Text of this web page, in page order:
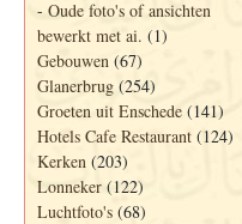
- Oude foto's of ansichten
bewerkt met ai. (1)
Gebouwen (67)
Glanerbrug (254)
Groeten uit Enschede (141)
Hotels Cafe Restaurant (124)
Kerken (203)
Lonneker (122)
Luchtfoto's (68)